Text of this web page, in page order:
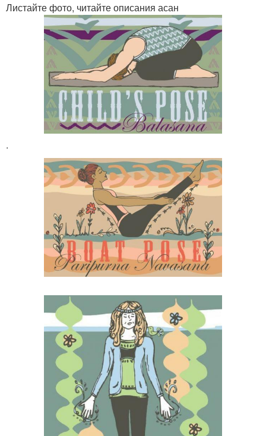
Листайте фото, читайте описания асан
.